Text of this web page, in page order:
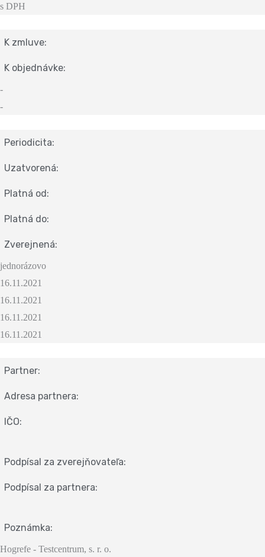
s DPH
K zmluve:
K objednávke:
-
-
Periodicita:
Uzatvorená:
Platná od:
Platná do:
Zverejnená:
jednorázovo
16.11.2021
16.11.2021
16.11.2021
16.11.2021
Partner:
Adresa partnera:
IČO:
Podpísal za zverejňovateľa:
Podpísal za partnera:
Poznámka:
Hogrefe - Testcentrum, s. r. o.